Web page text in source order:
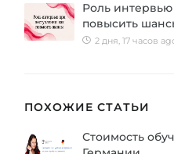
Роль
повысить
2 дня, 17 часов
ПОХОЖИЕ СТАТЬИ
Стоимость